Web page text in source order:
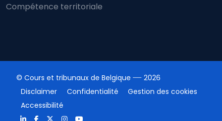
Compétence territoriale
© Cours et tribunaux de Belgique
2026
Disclaimer
Confidentialité
Gestion des cookies
Accessibilité